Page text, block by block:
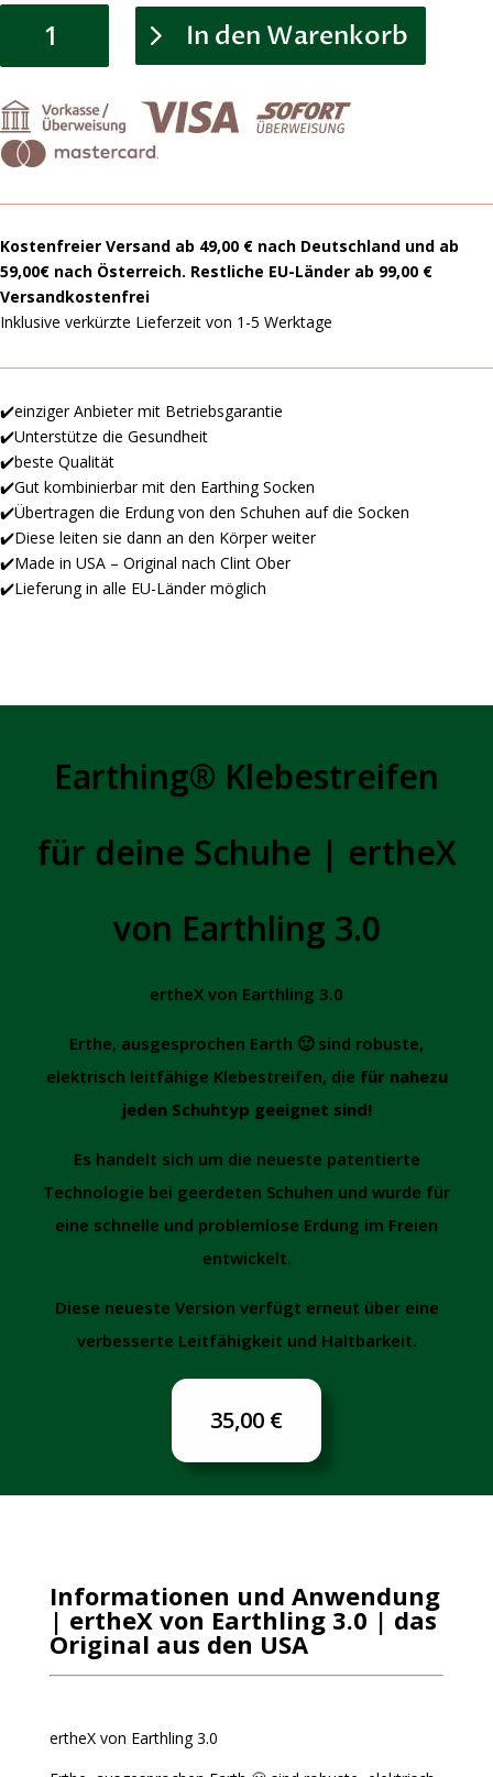
Earthing®️
Klebestreifen
für
Schuhe
|
ertheX
3.0
Menge
In den Warenkorb
Kostenfreier Versand ab 49,00 € nach Deutschland und ab
59,00€ nach Österreich. Restliche EU-Länder ab 99,00 €
Versandkostenfrei
Inklusive verkürzte Lieferzeit von 1-5 Werktage
✔️einziger Anbieter mit Betriebsgarantie
✔️Unterstütze die Gesundheit
✔️beste Qualität
✔️Gut kombinierbar mit den Earthing Socken
✔️Übertragen die Erdung von den Schuhen auf die Socken
✔️Diese leiten sie dann an den Körper weiter
✔️Made in USA – Original nach Clint Ober
✔️Lieferung in alle EU-Länder möglich
Earthing®️ Klebestreifen
für deine Schuhe | ertheX
von Earthling 3.0
ertheX von Earthling 3.0
Erthe, ausgesprochen Earth 🙂 sind robuste,
elektrisch leitfähige Klebestreifen, die für nahezu
jeden Schuhtyp geeignet sind!
Es handelt sich um die neueste patentierte
Technologie bei geerdeten Schuhen und wurde für
eine schnelle und problemlose Erdung im Freien
entwickelt.
Diese neueste Version verfügt erneut über eine
verbesserte Leitfähigkeit und Haltbarkeit.
35,00 €
Informationen und Anwendung
| ertheX von Earthling 3.0 | das
Original aus den USA
ertheX von Earthling 3.0